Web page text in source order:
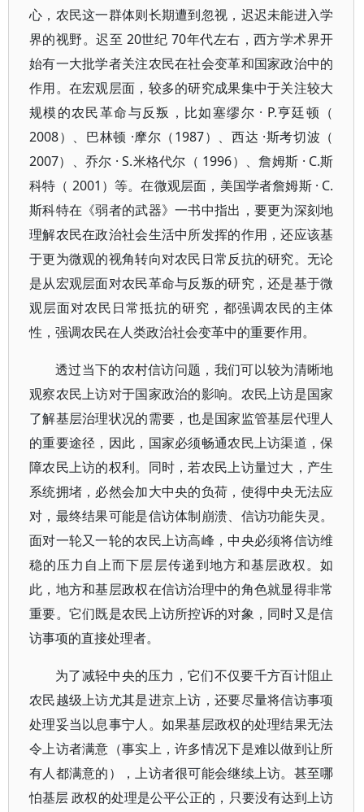
心，农民这一群体则长期遭到忽视，迟迟未能进入学
界的视野。迟至 20世纪 70年代左右，西方学术界开
始有一大批学者关注农民在社会变革和国家政治中的
作用。在宏观层面，较多的研究成果集中于关注较大
规模的农民革命与反叛，比如塞缪尔 · P.亨廷顿（
2008）、巴林顿 ·摩尔（1987）、西达 ·斯考切波（
2007）、乔尔 · S.米格代尔（ 1996）、詹姆斯 · C.斯
科特（ 2001）等。在微观层面，美国学者詹姆斯 · C.
斯科特在《弱者的武器》一书中指出，要更为深刻地
理解农民在政治社会生活中所发挥的作用，还应该基
于更为微观的视角转向对农民日常反抗的研究。无论
是从宏观层面对农民革命与反叛的研究，还是基于微
观层面对农民日常抵抗的研究，都强调农民的主体
性，强调农民在人类政治社会变革中的重要作用。
透过当下的农村信访问题，我们可以较为清晰地
观察农民上访对于国家政治的影响。农民上访是国家
了解基层治理状况的需要，也是国家监管基层代理人
的重要途径，因此，国家必须畅通农民上访渠道，保
障农民上访的权利。同时，若农民上访量过大，产生
系统拥堵，必然会加大中央的负荷，使得中央无法应
对，最终结果可能是信访体制崩溃、信访功能失灵。
面对一轮又一轮的农民上访高峰，中央必须将信访维
稳的压力自上而下层层传递到地方和基层政权。如
此，地方和基层政权在信访治理中的角色就显得非常
重要。它们既是农民上访所控诉的对象，同时又是信
访事项的直接处理者。
为了减轻中央的压力，它们不仅要千方百计阻止
农民越级上访尤其是进京上访，还要尽量将信访事项
处理妥当以息事宁人。如果基层政权的处理结果无法
令上访者满意（事实上，许多情况下是难以做到让所
有人都满意的），上访者很可能会继续上访。甚至哪
怕基层 政权的处理是公平公正的，只要没有达到上访